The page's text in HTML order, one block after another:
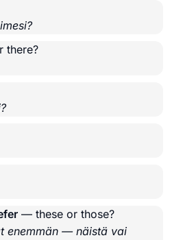
there?
— these or those?
enemmän — näistä vai